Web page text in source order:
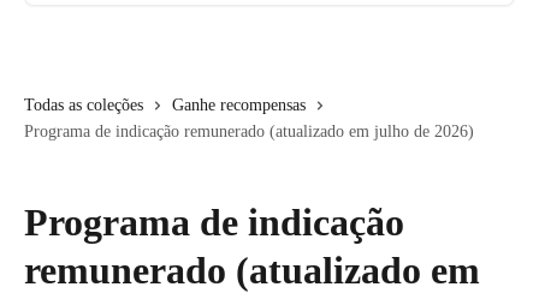
Todas as coleções
Ganhe recompensas
Programa de indicação remunerado (atualizado em julho de 2026)
Programa de indicação
remunerado (atualizado em